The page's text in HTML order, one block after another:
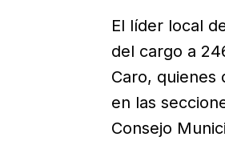
El líder local
del cargo a
Caro, quienes
en las
Consejo